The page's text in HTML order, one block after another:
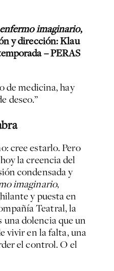
imaginario,
y dirección: Klau
– PERAS
de medicina, hay
deseo.”
cree estarlo. Pero
la creencia del
condensada y
imaginario,
y puesta en
Teatral, la
una dolencia que un
vivir en la falta, una
el control. O el